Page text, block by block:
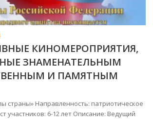
КИНОМЕРОПРИЯТИЯ,
ЗНАМЕНАТЕЛЬНЫМ
И ПАМЯТНЫМ
страны» Направленность: патриотическое
участников: 6-12 лет Описание: Ведущий